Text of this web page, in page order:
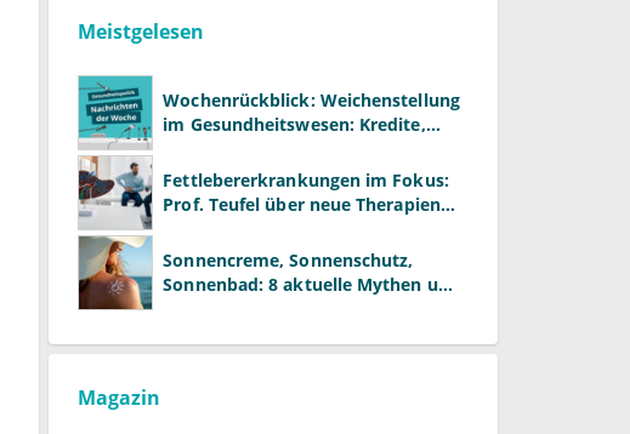
Meistgelesen
Wochenrückblick: Weichenstellung
im Gesundheitswesen: Kredite,
Fettlebererkrankungen im Fokus:
Prof. Teufel über neue Therapien
Sonnencreme, Sonnenschutz,
Sonnenbad: 8 aktuelle Mythen und
Magazin